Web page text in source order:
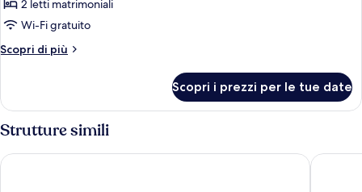
Deluxe
2 letti matrimoniali
Wi-Fi gratuito
Scopri di più
Altri
Deluxe
Scopri i prezzi per le tue date
Strutture simili
S Hotel Suncheon Hotel